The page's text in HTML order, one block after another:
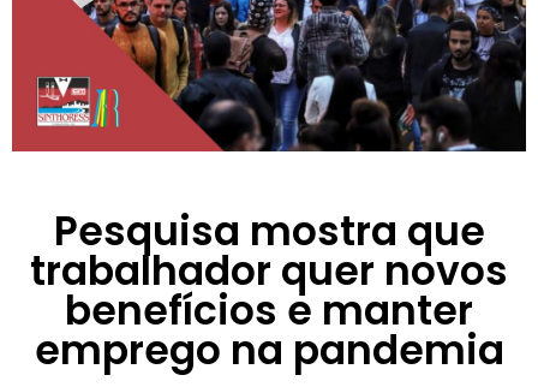
Pesquisa mostra que
trabalhador quer novos
benefícios e manter
emprego na pandemia